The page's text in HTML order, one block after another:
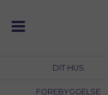
content
DIT HUS
FOREBYGGELSE